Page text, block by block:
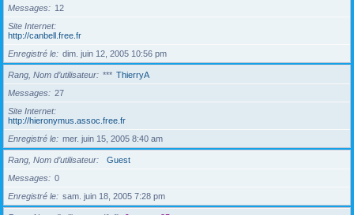
Messages
12
Site Internet
http://canbell.free.fr
Enregistré le
dim. juin 12, 2005 10:56 pm
Rang, Nom d’utilisateur *** ThierryA
Messages
27
Site Internet
http://hieronymus.assoc.free.fr
Enregistré le
mer. juin 15, 2005 8:40 am
Rang, Nom d’utilisateur
Guest
Messages
0
Enregistré le
sam. juin 18, 2005 7:28 pm